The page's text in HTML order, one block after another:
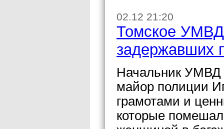
02.12 21:20
Томское УМВД
задержавших
Начальник УМВД
майор полиции
грамотами и
которые